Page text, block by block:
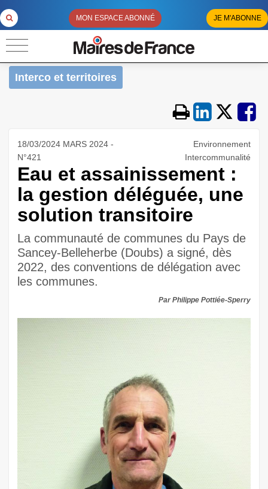
MON ESPACE ABONNÉ JE M'ABONNE
Interco et territoires
18/03/2024 MARS 2024 -
N°421
Environnement
Intercommunalité
Eau et assainissement :
la gestion déléguée, une
solution transitoire
La communauté de communes du Pays de
Sancey-Belleherbe (Doubs) a signé, dès
2022, des conventions de délégation avec
les communes.
Par Philippe Pottiée-Sperry